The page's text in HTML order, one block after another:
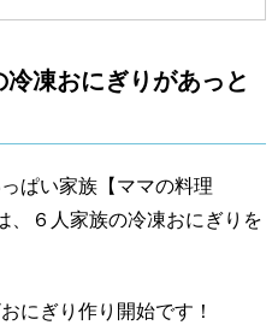
凍おにぎりがあっと
ぱい家族【ママの料理
、６人家族の冷凍おにぎりを
にぎり作り開始です！